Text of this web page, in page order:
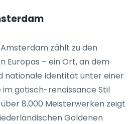
zählt zu den
Europas – ein Ort, an dem
nationale Identität unter einer
gotisch-renaissance Stil
8.000 Meisterwerken zeigt
Goldenen